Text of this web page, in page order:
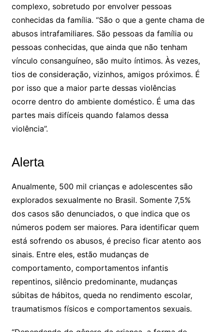
complexo, sobretudo por envolver pessoas
conhecidas da família. “São o que a gente chama de
abusos intrafamiliares. São pessoas da família ou
pessoas conhecidas, que ainda que não tenham
vínculo consanguíneo, são muito íntimos. Às vezes,
tios de consideração, vizinhos, amigos próximos. É
por isso que a maior parte dessas violências
ocorre dentro do ambiente doméstico. É uma das
partes mais difíceis quando falamos dessa
violência”.
Alerta
Anualmente, 500 mil crianças e adolescentes são
explorados sexualmente no Brasil. Somente 7,5%
dos casos são denunciados, o que indica que os
números podem ser maiores. Para identificar quem
está sofrendo os abusos, é preciso ficar atento aos
sinais. Entre eles, estão mudanças de
comportamento, comportamentos infantis
repentinos, silêncio predominante, mudanças
súbitas de hábitos, queda no rendimento escolar,
traumatismos físicos e comportamentos sexuais.